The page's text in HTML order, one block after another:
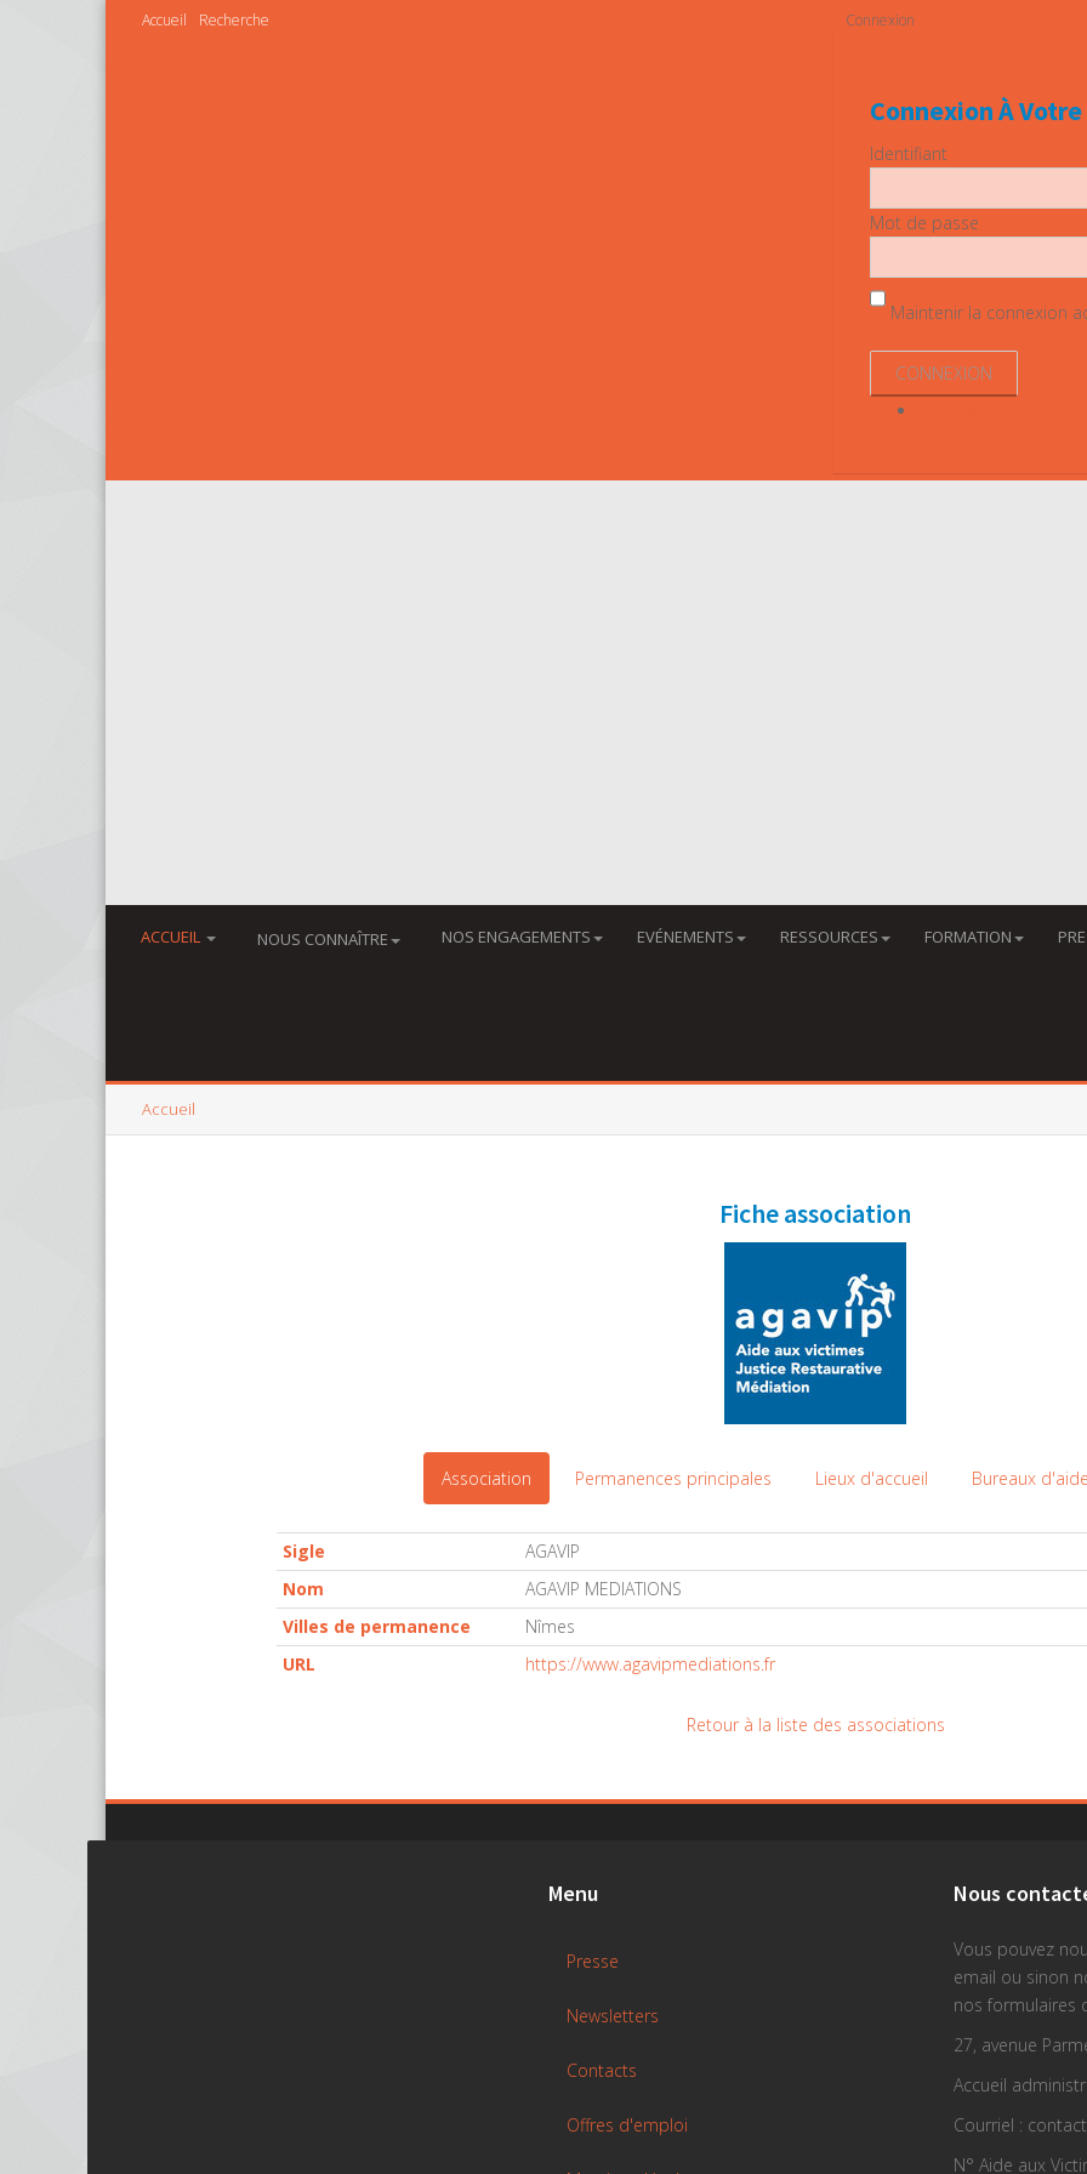
Accueil Recherche Connexion
Connexion À
Identifiant
Mot de passe
Maintenir la connexion
ACCUEIL NOUS CONNAÎTRE NOS ENGAGEMENTS EVÉNEMENTS RESSOURCES FORMATION
Accueil
Fiche association
Association Permanences principales Lieux d'accueil Bureaux
Sigle
AGAVIP
Nom
AGAVIP MEDIATIONS
Villes de permanence
Nîmes
URL
https://www.agavipmediations.fr
Retour à la liste des associations
Menu
Presse
Newsletters
Contacts
Offres d'emploi
Nous
Vous pouvez
email ou sinon
nos formulaires
27, avenue
Accueil
Courriel :
N° Aide aux